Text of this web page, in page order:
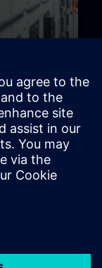
för Komfort
för
ingenjörssektorn
Paths